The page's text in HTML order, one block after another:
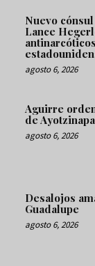
Nuevo
Lance
agosto 6, 2026
Aguirre
de
agosto 6, 2026
Desalojos
Guadalupe
agosto 6, 2026